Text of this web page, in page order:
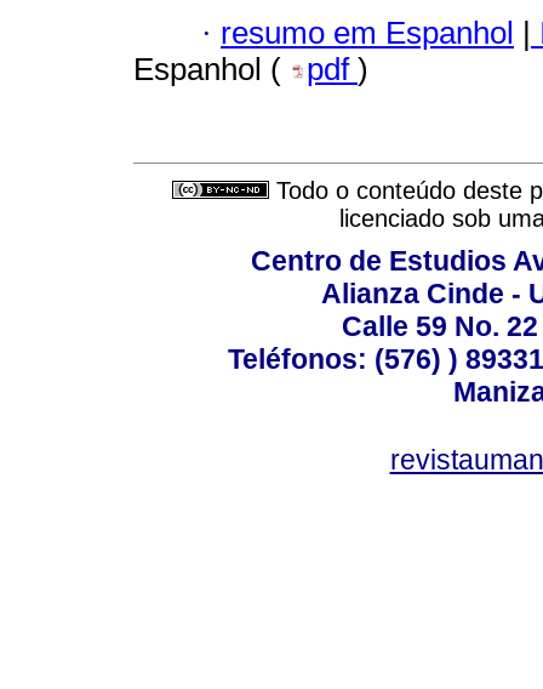
· resumo em Espanhol |
Espanhol (
pdf )
Todo o conteúdo deste
licenciado sob
Centro de Estudios
Alianza Cinde -
Calle 59 No.
Teléfonos: (576) )